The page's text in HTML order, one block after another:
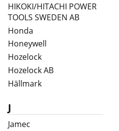
HIKOKI/HITACHI POWER
TOOLS SWEDEN AB
Honda
Honeywell
Hozelock
Hozelock AB
Hällmark
J
Jamec